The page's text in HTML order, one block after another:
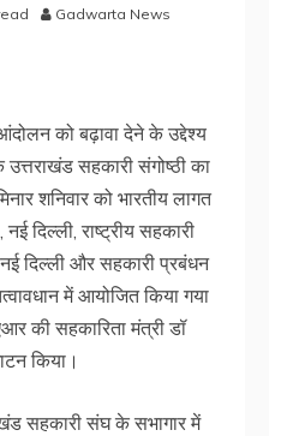
Gadwarta News
को बढ़ावा देने के उद्देश्य
सहकारी संगोष्ठी का
शनिवार को भारतीय लागत
दिल्ली, राष्ट्रीय सहकारी
दिल्ली और सहकारी प्रबंधन
में आयोजित किया गया
की सहकारिता मंत्री डॉ
किया।
सहकारी संघ के सभागार में